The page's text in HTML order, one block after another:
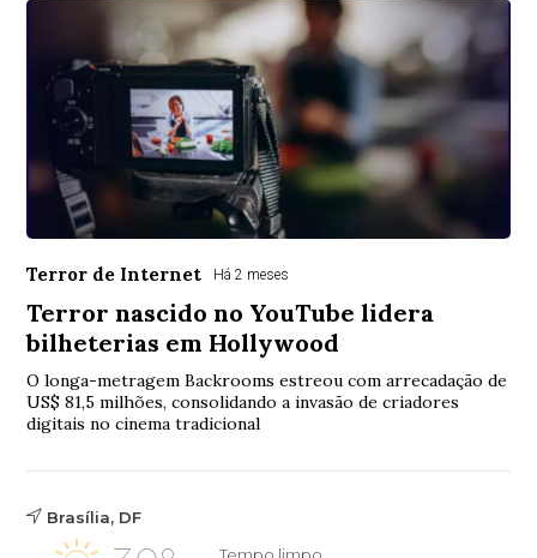
Terror de Internet Há 2 meses
Terror nascido no YouTube lidera
bilheterias em Hollywood
O longa-metragem Backrooms estreou com arrecadação de
US$ 81,5 milhões, consolidando a invasão de criadores
digitais no cinema tradicional
Brasília, DF
Tempo limpo